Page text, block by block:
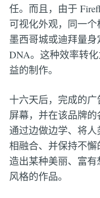
任。而且，由于
可视化外观，同一个
墨西哥城或迪拜量
DNA。这种效率转
益的制作。
十六天后，完成的
屏幕，并在该品牌
通过边做边学、将
相融合、并保持不
造出某种美丽、富有
风格的作品。